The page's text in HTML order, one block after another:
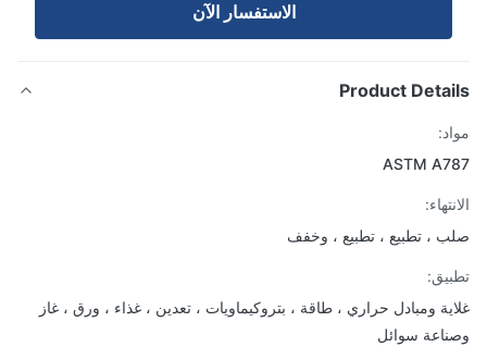
الاستفسار الآن
Product
ASTM
، تطبيع ، تطبيع ، وخفف
ومبادل حراري ، طاقة ، بتروكيماويات ، تعدين ، غذاء ، ورق ، غاز
سوائل